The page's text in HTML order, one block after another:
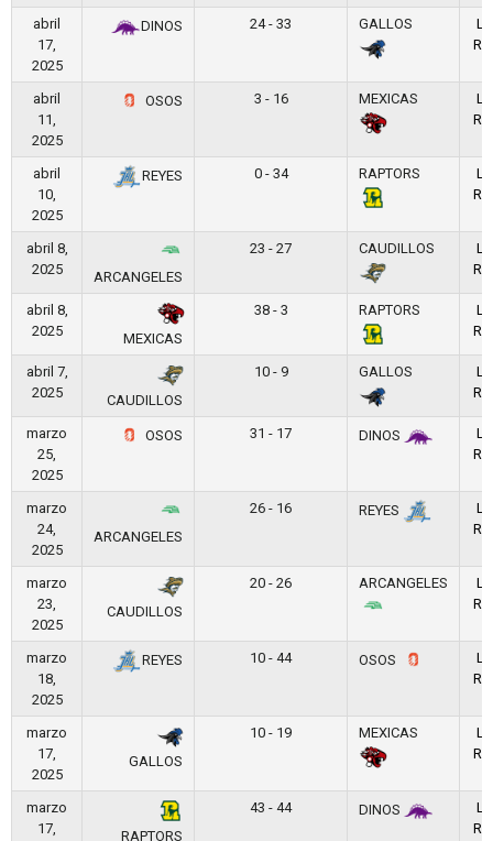
abril
17,
2025
DINOS 24 - 33 GALLOS
abril
11,
2025
OSOS 3 - 16 MEXICAS
abril
10,
2025
REYES 0 - 34 RAPTORS
abril 8,
2025
ARCANGELES
23 - 27 CAUDILLOS
abril 8,
2025
MEXICAS
38 - 3 RAPTORS
abril 7,
2025
CAUDILLOS
10 - 9 GALLOS
marzo
25,
2025
OSOS 31 - 17 DINOS
marzo
24,
2025
ARCANGELES
26 - 16 REYES
marzo
23,
2025
CAUDILLOS
20 - 26 ARCANGELES
marzo
18,
2025
REYES 10 - 44 OSOS
marzo
17,
2025
GALLOS
10 - 19 MEXICAS
marzo
17,
RAPTORS
43 - 44 DINOS